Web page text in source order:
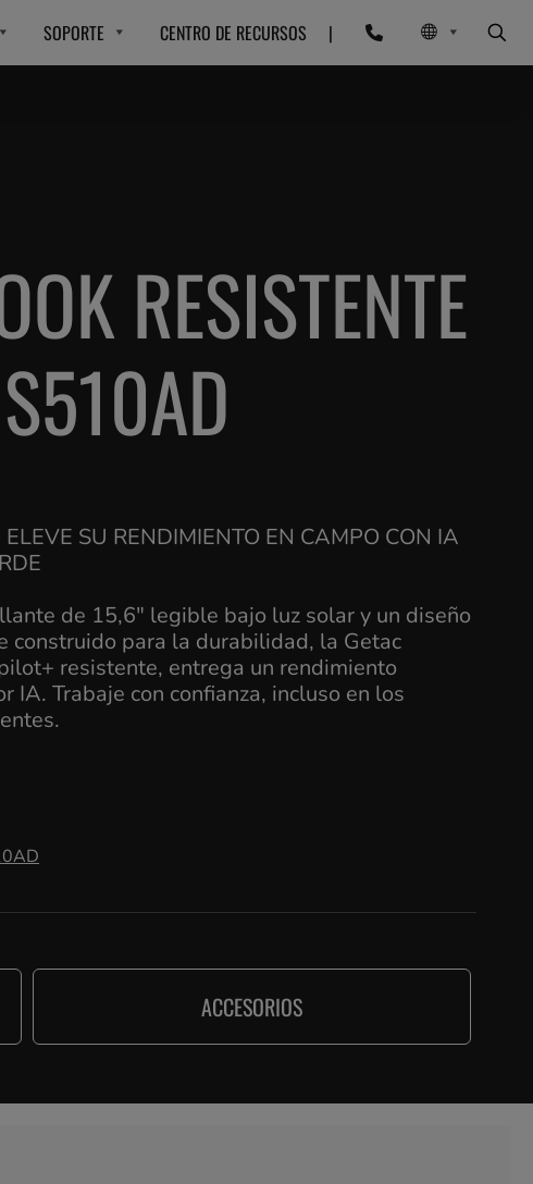
SOPORTE CENTRO DE RECURSOS |
RESISTENTE
SU RENDIMIENTO EN CAMPO CON IA
de 15,6" legible bajo luz solar y un diseño
construido para la durabilidad, la Getac
resistente, entrega un rendimiento
IA. Trabaje con confianza, incluso en los
ACCESORIOS